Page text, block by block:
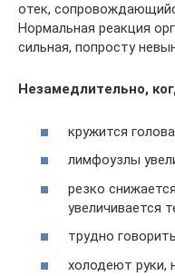
отек,
Нормальная реакция
сильная, попросту
Незамедлительно,
кружится
лимфоузлы
резко
увеличивается
трудно
холодеют руки,